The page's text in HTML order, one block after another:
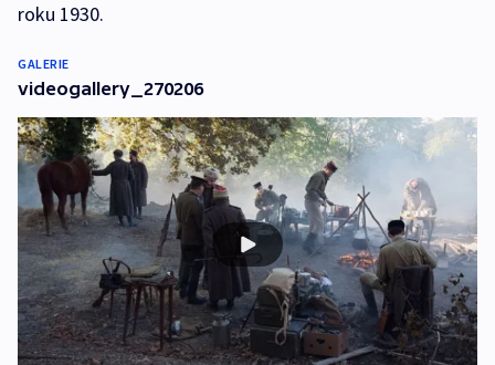
roku 1930.
GALERIE
videogallery_270206